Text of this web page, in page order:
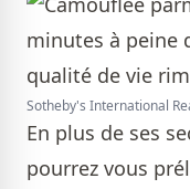
Sotheby's International
En plus de ses
pourrez vous